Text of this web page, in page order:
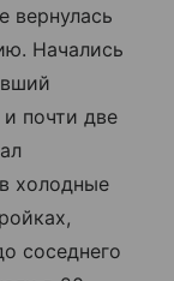
вернулась
Начались
почти две
холодные
соседнего